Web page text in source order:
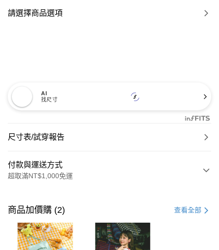
請選擇商品選項
AI
找尺寸
尺寸表/試穿報告
付款與運送方式
超取滿NT$1,000免運
信用卡一次付款
購物金
超商取貨付款
商品加價購 (2) 查看全部